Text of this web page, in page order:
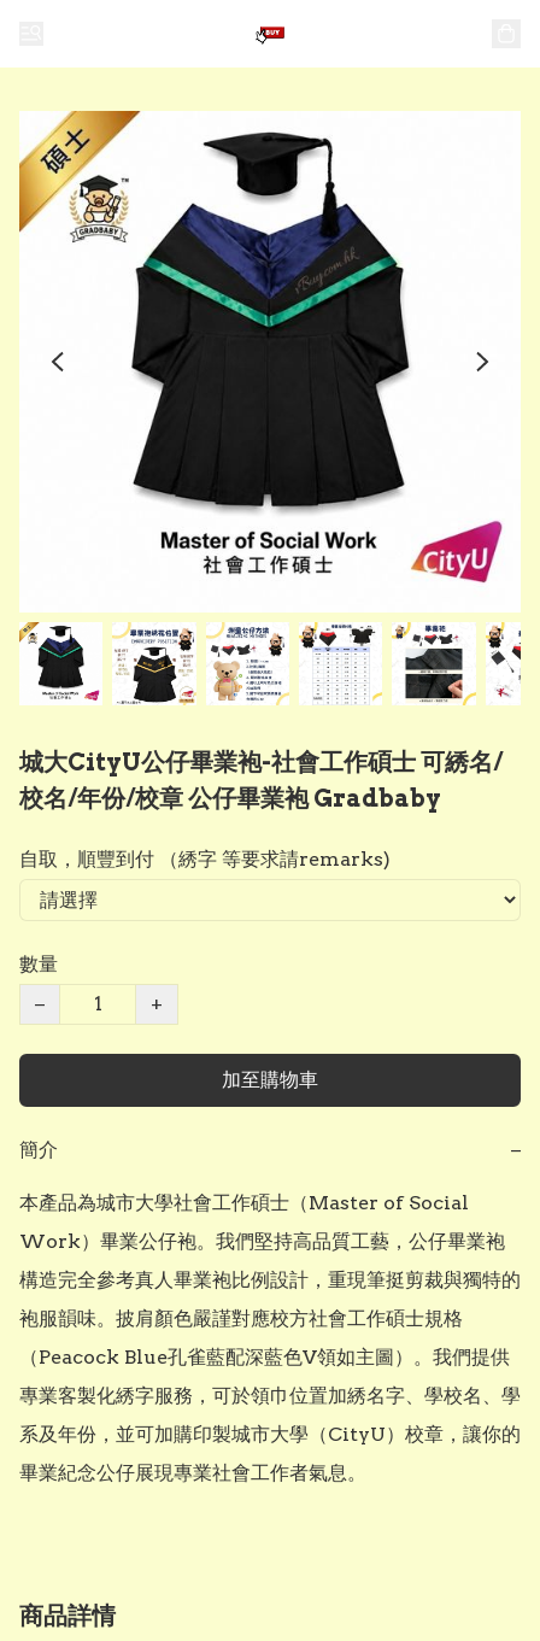
城大CityU公仔畢業袍-社會工作碩士 可綉名/
校名/年份/校章 公仔畢業袍 Gradbaby
自取，順豐到付 （綉字 等要求請remarks)
數量
−
+
加至購物車
簡介 −
本產品為城市大學社會工作碩士（Master of Social
Work）畢業公仔袍。我們堅持高品質工藝，公仔畢業袍
構造完全參考真人畢業袍比例設計，重現筆挺剪裁與獨特的
袍服韻味。披肩顏色嚴謹對應校方社會工作碩士規格
（Peacock Blue孔雀藍配深藍色V領如主圖）。我們提供
專業客製化綉字服務，可於領巾位置加綉名字、學校名、學
系及年份，並可加購印製城市大學（CityU）校章，讓你的
畢業紀念公仔展現專業社會工作者氣息。
商品詳情